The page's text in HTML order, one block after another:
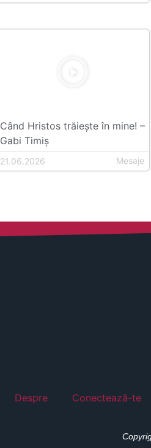
Când Hristos trăiește în mine! –
Gabi Timiș
21.06.2026 Mesaje
Despre Conectează-te